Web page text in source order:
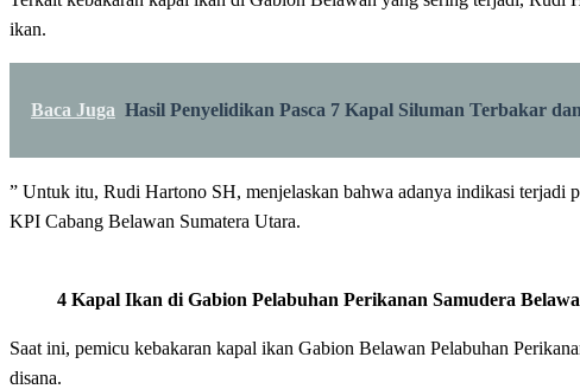
ikan.
Baca Juga Hasil Penyelidikan Pasca 7 Kapal Siluman Terbakar
‎” Untuk itu, Rudi Hartono SH, menjelaskan bahwa adanya indikasi terjadi
KPI Cabang Belawan Sumatera Utara.
4 Kapal Ikan di Gabion Pelabuhan Perikanan Samudera
Saat ini, pemicu kebakaran kapal ikan Gabion Belawan Pelabuhan
disana.